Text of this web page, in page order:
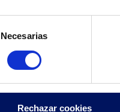
Necesarias
Rechazar cookies